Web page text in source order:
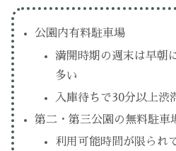
公園内有料駐車場
満開時期の週末は早朝
多い
入庫待ちで30分以上渋
第二・第三公園の無料駐車
利用可能時間が限られ